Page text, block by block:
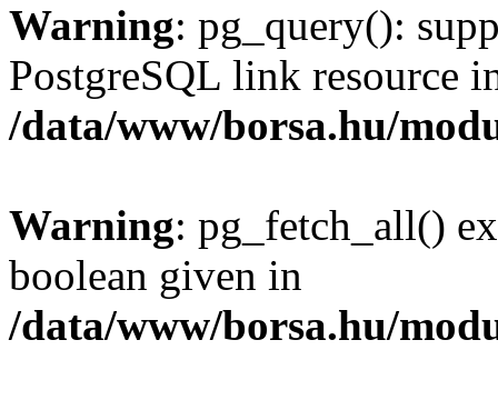
Warning: pg_query():
PostgreSQL link resource
/data/www/borsa.hu/
Warning: pg_fetch_all()
boolean given in
/data/www/borsa.hu/